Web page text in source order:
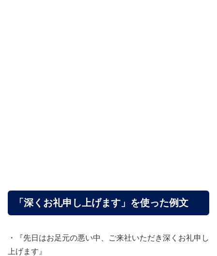
「深くお礼申し上げます」を使った例文
・『先日はお足元の悪い中、ご来社いただき深くお礼申し
上げます』